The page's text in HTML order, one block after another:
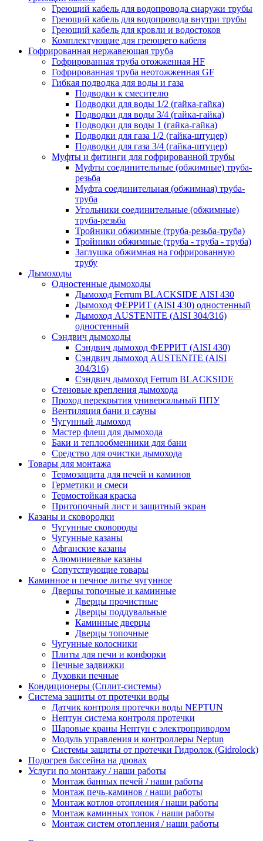
Греющий кабель для водопровода снаружи трубы
Греющий кабель для водопровода внутри трубы
Греющий кабель для кровли и водостоков
Комплектующие для греющего кабеля
Гофрированная нержавеющая труба
Гофрированная труба отожженная HF
Гофрированная труба неотожженная GF
Гибкая подводка для воды и газа
Подводки к смесителю
Подводки для воды 1/2 (гайка-гайка)
Подводки для воды 3/4 (гайка-гайка)
Подводки для воды 1 (гайка-гайка)
Подводки для газа 1/2 (гайка-штуцер)
Подводки для газа 3/4 (гайка-штуцер)
Муфты и фитинги для гофрированной трубы
Муфты соединительные (обжимные) труба-
резьба
Муфта соединительная (обжимная) труба-
труба
Угольники соединительные (обжимные)
труба-резьба
Тройники обжимные (труба-резьба-труба)
Тройники обжимные (труба - труба - труба)
Заглушка обжимная на гофрированную
трубу
Дымоходы
Одностенные дымоходы
Дымоход Ferrum BLACKSIDE AISI 430
Дымоход ФЕРРИТ (AISI 430) одностенный
Дымоход AUSTENITE (AISI 304/316)
одностенный
Сэндвич дымоходы
Cэндвич дымоход ФЕРРИТ (AISI 430)
Сэндвич дымоход AUSTENITE (AISI
304/316)
Сэндвич дымоход Ferrum BLACKSIDE
Стеновые крепления дымохода
Проход перекрытия универсальный ППУ
Вентиляция бани и сауны
Чугунный дымоход
Мастер флеш для дымохода
Баки и теплообменники для бани
Средство для очистки дымохода
Товары для монтажа
Термозащита для печей и каминов
Герметики и смеси
Термостойкая краска
Притопочный лист и защитный экран
Казаны и сковородки
Чугунные сковороды
Чугунные казаны
Афганские казаны
Алюминиевые казаны
Сопутствующие товары
Каминное и печное литье чугунное
Дверцы топочные и каминные
Дверцы прочистные
Дверцы поддувальные
Каминные дверцы
Дверцы топочные
Чугунные колосники
Плиты для печи и конфорки
Печные задвижки
Духовки печные
Кондиционеры (Сплит-системы)
Система защиты от протечки воды
Датчик контроля протечки воды NEPTUN
Нептун система контроля протечки
Шаровые краны Нептун с электроприводом
Модуль управления и контроллеры Neptun
Системы защиты от протечки Гидролок (Gidrolock)
Подогрев бассейна на дровах
Услуги по монтажу / наши работы
Монтаж банных печей / наши работы
Монтаж печь-каминов / наши работы
Монтаж котлов отопления / наши работы
Монтаж каминных топок / наши работы
Монтаж систем отопления / наши работы